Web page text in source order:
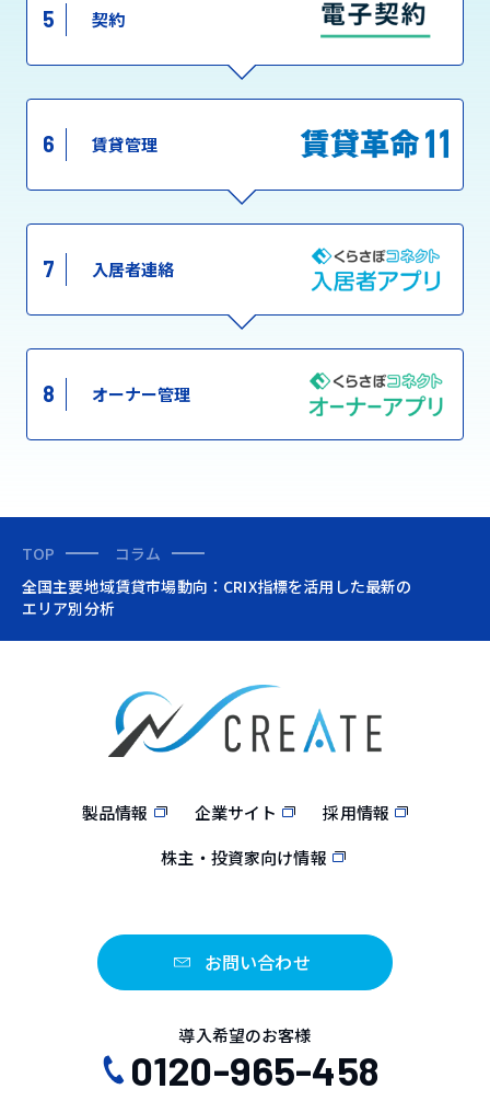
5 契約
6 賃貸管理
7 入居者連絡
8 オーナー管理
TOP
コラム
全国主要地域賃貸市場動向：CRIX指標を活用した最新の
エリア別分析
製品情報 企業サイト
採用情報
株主・投資家向け情報
お問い合わせ
導入希望のお客様
0120-965-458